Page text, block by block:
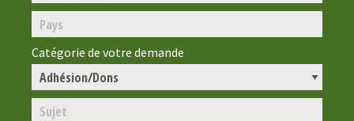
Catégorie de votre demande